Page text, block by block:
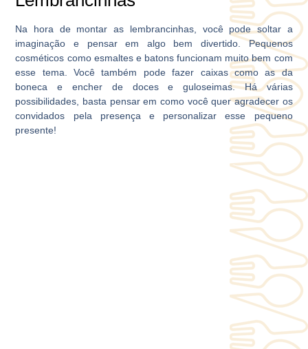
Na hora de montar as lembrancinhas, você pode soltar a
imaginação e pensar em algo bem divertido. Pequenos
cosméticos como esmaltes e batons funcionam muito bem com
esse tema. Você também pode fazer caixas como as da
boneca e encher de doces e guloseimas. Há várias
possibilidades, basta pensar em como você quer agradecer os
convidados pela presença e personalizar esse pequeno
presente!